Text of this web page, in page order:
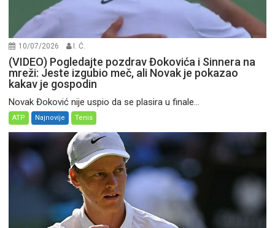
10/07/2026 I. Ć.
(VIDEO) Pogledajte pozdrav Đokovića i Sinnera na
mreži: Jeste izgubio meč, ali Novak je pokazao
kakav je gospodin
Novak Đoković nije uspio da se plasira u finale...
ATP Najnovije Tenis